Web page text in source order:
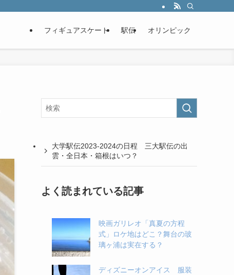
フィギュアスケート 駅伝 オリンピック
大学駅伝2023-2024の日程 三大駅伝の出
雲・全日本・箱根はいつ？
よく読まれている記事
映画ガリレオ「真夏の方程
式」ロケ地はどこ？舞台の玻
璃ヶ浦は実在する？
ディズニーオンアイス 服装